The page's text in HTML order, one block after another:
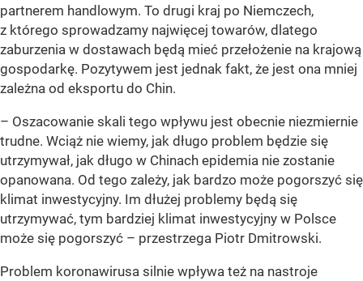
partnerem handlowym. To drugi kraj po Niemczech,
z którego sprowadzamy najwięcej towarów, dlatego
zaburzenia w dostawach będą mieć przełożenie na krajową
gospodarkę. Pozytywem jest jednak fakt, że jest ona mniej
zależna od eksportu do Chin.
– Oszacowanie skali tego wpływu jest obecnie niezmiernie
trudne. Wciąż nie wiemy, jak długo problem będzie się
utrzymywał, jak długo w Chinach epidemia nie zostanie
opanowana. Od tego zależy, jak bardzo może pogorszyć się
klimat inwestycyjny. Im dłużej problemy będą się
utrzymywać, tym bardziej klimat inwestycyjny w Polsce
może się pogorszyć – przestrzega Piotr Dmitrowski.
Problem koronawirusa silnie wpływa też na nastroje